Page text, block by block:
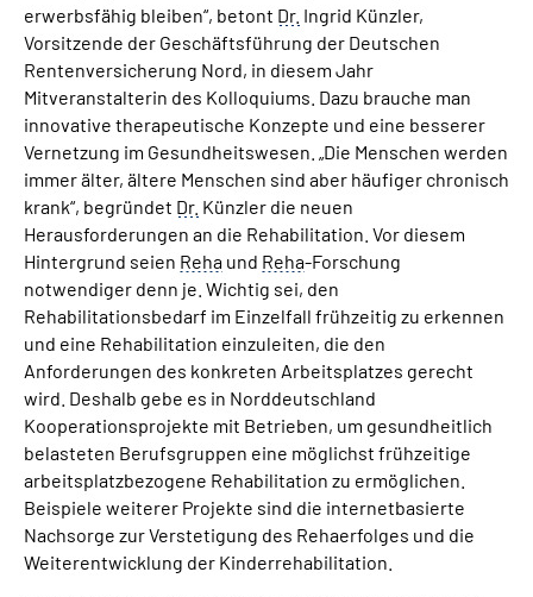
erwerbsfähig bleiben“, betont Dr. Ingrid Künzler,
Vorsitzende der Geschäftsführung der Deutschen
Rentenversicherung Nord, in diesem Jahr
Mitveranstalterin des Kolloquiums. Dazu brauche man
innovative therapeutische Konzepte und eine besserer
Vernetzung im Gesundheitswesen. „Die Menschen werden
immer älter, ältere Menschen sind aber häufiger chronisch
krank“, begründet Dr. Künzler die neuen
Herausforderungen an die Rehabilitation. Vor diesem
Hintergrund seien Reha und Reha-Forschung
notwendiger denn je. Wichtig sei, den
Rehabilitationsbedarf im Einzelfall frühzeitig zu erkennen
und eine Rehabilitation einzuleiten, die den
Anforderungen des konkreten Arbeitsplatzes gerecht
wird. Deshalb gebe es in Norddeutschland
Kooperationsprojekte mit Betrieben, um gesundheitlich
belasteten Berufsgruppen eine möglichst frühzeitige
arbeitsplatzbezogene Rehabilitation zu ermöglichen.
Beispiele weiterer Projekte sind die internetbasierte
Nachsorge zur Verstetigung des Rehaerfolges und die
Weiterentwicklung der Kinderrehabilitation.